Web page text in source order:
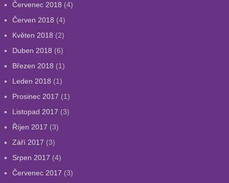
Červenec 2018 (4)
Červen 2018 (4)
Květen 2018 (2)
Duben 2018 (6)
Březen 2018 (1)
Leden 2018 (1)
Prosinec 2017 (1)
Listopad 2017 (3)
Říjen 2017 (3)
Září 2017 (3)
Srpen 2017 (4)
Červenec 2017 (3)